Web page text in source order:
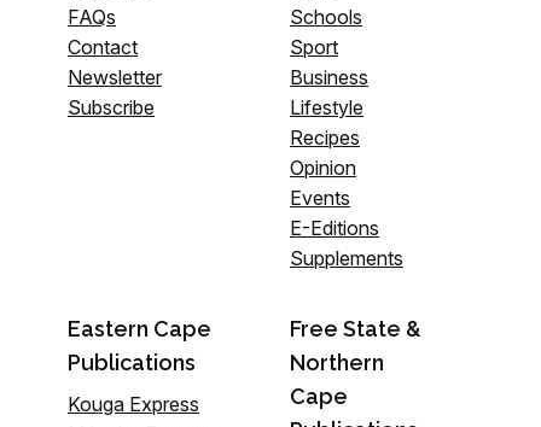
FAQs
Contact
Newsletter
Subscribe
Schools
Sport
Business
Lifestyle
Recipes
Opinion
Events
E-Editions
Supplements
Eastern Cape
Publications
Kouga Express
Free State &
Northern
Cape